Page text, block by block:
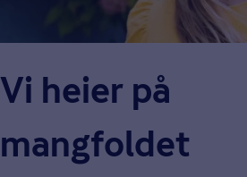
Vi heier på
mangfoldet